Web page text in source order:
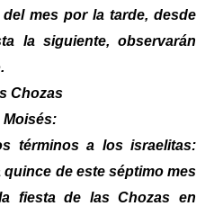
mes por la tarde, desde
la siguiente, observarán
Chozas
Moisés:
términos a los israelitas:
quince de este séptimo mes
fiesta de las Chozas en